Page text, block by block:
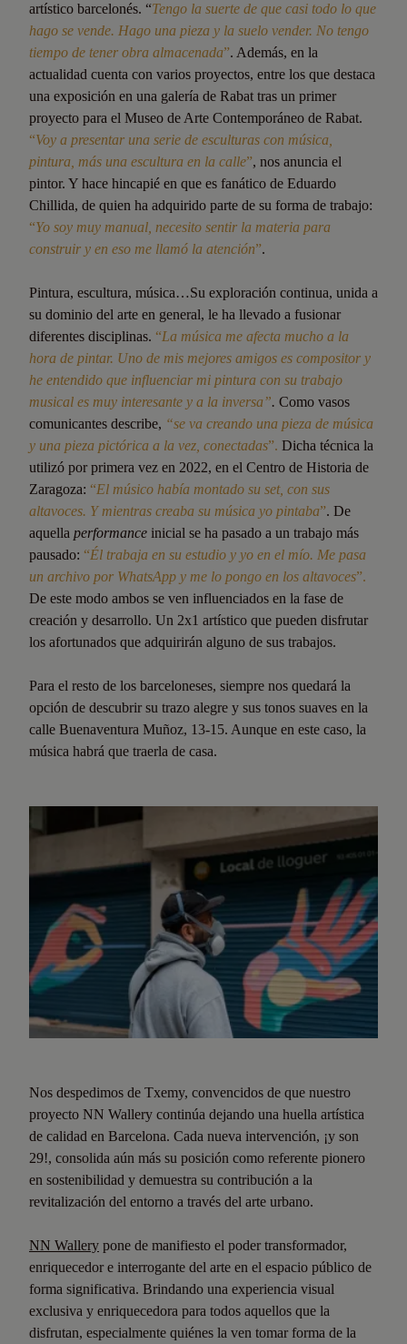
artístico barcelonés. “Tengo la suerte de que casi todo lo que
hago se vende. Hago una pieza y la suelo vender. No tengo
tiempo de tener obra almacenada”. Además, en la
actualidad cuenta con varios proyectos, entre los que destaca
una exposición en una galería de Rabat tras un primer
proyecto para el Museo de Arte Contemporáneo de Rabat.
“Voy a presentar una serie de esculturas con música,
pintura, más una escultura en la calle”, nos anuncia el
pintor. Y hace hincapié en que es fanático de Eduardo
Chillida, de quien ha adquirido parte de su forma de trabajo:
“Yo soy muy manual, necesito sentir la materia para
construir y en eso me llamó la atención”.
Pintura, escultura, música…Su exploración continua, unida a
su dominio del arte en general, le ha llevado a fusionar
diferentes disciplinas. “La música me afecta mucho a la
hora de pintar. Uno de mis mejores amigos es compositor y
he entendido que influenciar mi pintura con su trabajo
musical es muy interesante y a la inversa”. Como vasos
comunicantes describe, “se va creando una pieza de música
y una pieza pictórica a la vez, conectadas”. Dicha técnica la
utilizó por primera vez en 2022, en el Centro de Historia de
Zaragoza: “El músico había montado su set, con sus
altavoces. Y mientras creaba su música yo pintaba”. De
aquella performance inicial se ha pasado a un trabajo más
pausado: “Él trabaja en su estudio y yo en el mío. Me pasa
un archivo por WhatsApp y me lo pongo en los altavoces”.
De este modo ambos se ven influenciados en la fase de
creación y desarrollo. Un 2x1 artístico que pueden disfrutar
los afortunados que adquirirán alguno de sus trabajos.
Para el resto de los barceloneses, siempre nos quedará la
opción de descubrir su trazo alegre y sus tonos suaves en la
calle Buenaventura Muñoz, 13-15. Aunque en este caso, la
música habrá que traerla de casa.
Nos despedimos de Txemy, convencidos de que nuestro
proyecto NN Wallery continúa dejando una huella artística
de calidad en Barcelona. Cada nueva intervención, ¡y son
29!, consolida aún más su posición como referente pionero
en sostenibilidad y demuestra su contribución a la
revitalización del entorno a través del arte urbano.
NN Wallery pone de manifiesto el poder transformador,
enriquecedor e interrogante del arte en el espacio público de
forma significativa. Brindando una experiencia visual
exclusiva y enriquecedora para todos aquellos que la
disfrutan, especialmente quiénes la ven tomar forma de la